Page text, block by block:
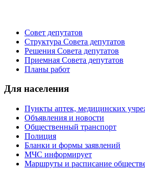
Совет депутатов
Структура Совета депутатов
Решения Совета депутатов
Приемная Совета депутатов
Планы работ
Для населения
Пункты аптек, медицинских
Объявления и новости
Общественный транспорт
Полиция
Бланки и формы заявлений
МЧС информирует
Маршруты и расписание